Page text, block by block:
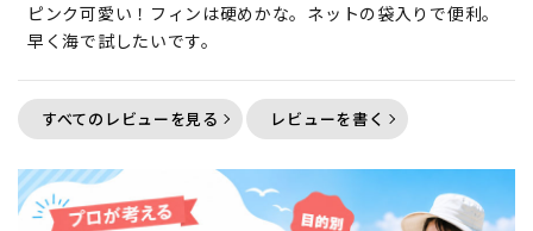
ピンク可愛い！フィンは硬めかな。ネットの袋入りで便利。
早く海で試したいです。
すべてのレビューを見る レビューを書く